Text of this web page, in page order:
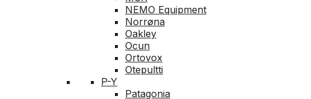
NEMO Equipment
Norrøna
Oakley
Ocun
Ortovox
Otepultti
P-Y
Patagonia